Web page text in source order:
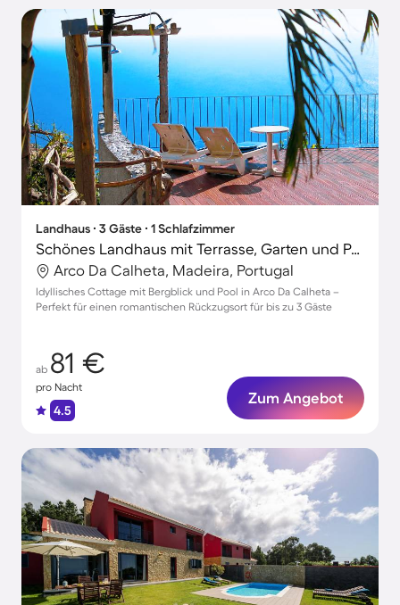
Landhaus ∙ 3 Gäste ∙ 1 Schlafzimmer
Schönes Landhaus mit Terrasse, Garten und Pool | Naturblick
Arco Da Calheta, Madeira, Portugal
Idyllisches Cottage mit Bergblick und Pool in Arco Da Calheta –
Perfekt für einen romantischen Rückzugsort für bis zu 3 Gäste
ab 81 €
pro Nacht
4.5
Zum Angebot